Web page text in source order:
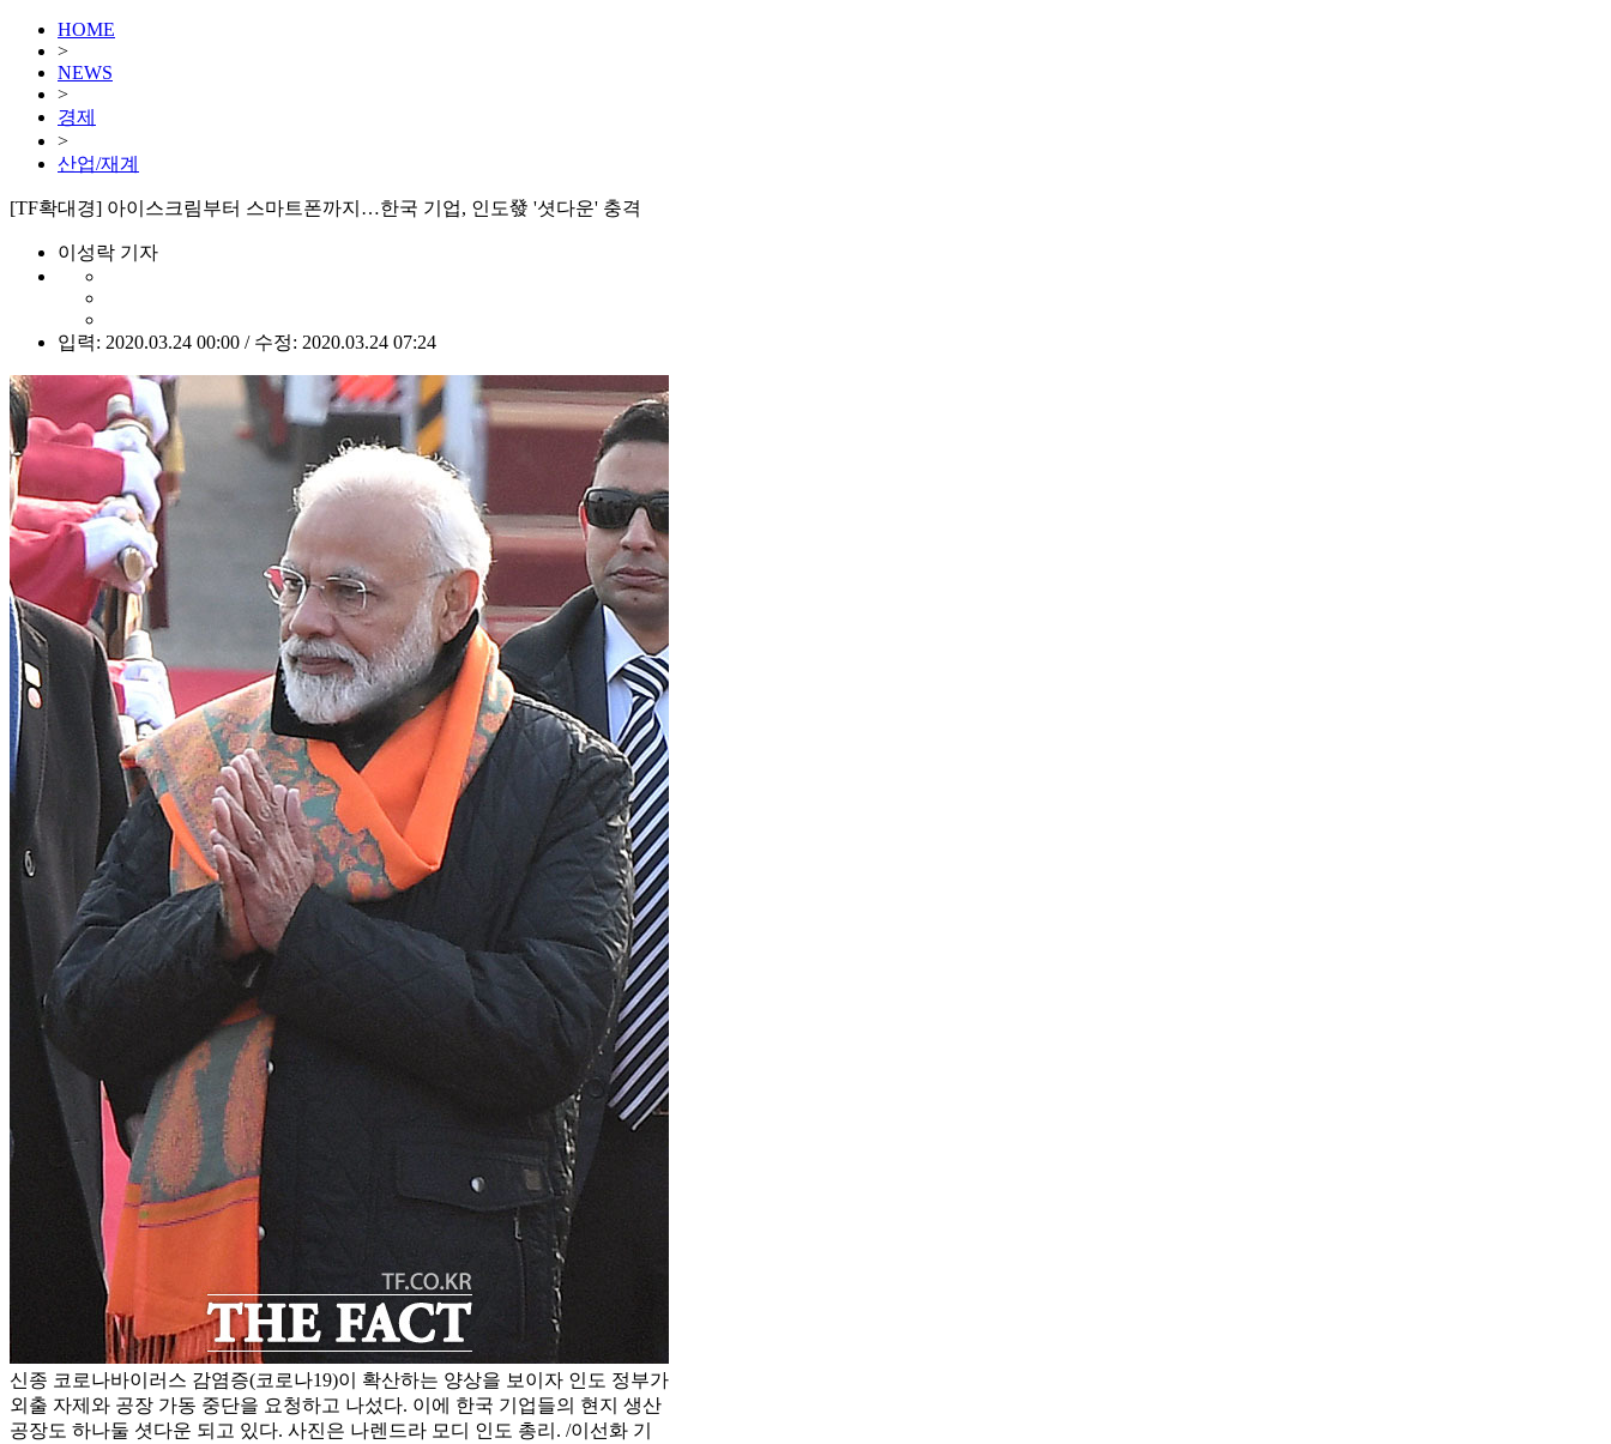
HOME
>
NEWS
>
경제
>
산업/재계
[TF확대경] 아이스크림부터 스마트폰까지…한국 기업, 인도發 '셧다운' 충격
이성락 기자
입력: 2020.03.24 00:00 / 수정: 2020.03.24 07:24
신종 코로나바이러스 감염증(코로나19)이 확산하는 양상을 보이자 인도 정부가
외출 자제와 공장 가동 중단을 요청하고 나섰다. 이에 한국 기업들의 현지 생산
공장도 하나둘 셧다운 되고 있다. 사진은 나렌드라 모디 인도 총리. /이선화 기